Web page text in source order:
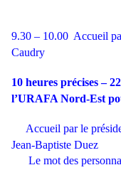
9.30 – 10.00 Accueil
Caudry
10 heures précises –
l’URAFA Nord-Est
Accueil par le
Jean-Baptiste Duez
Le mot des